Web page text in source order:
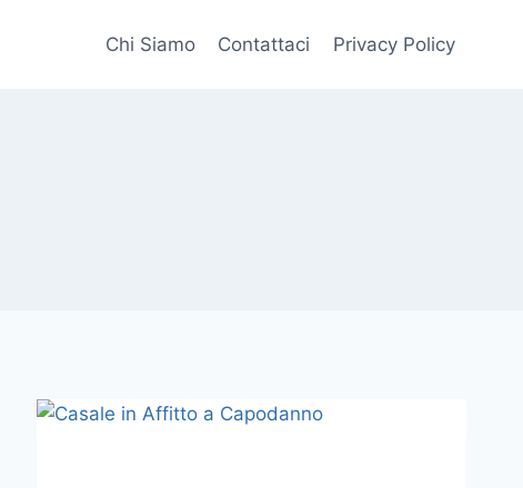
Chi Siamo Contattaci Privacy Policy